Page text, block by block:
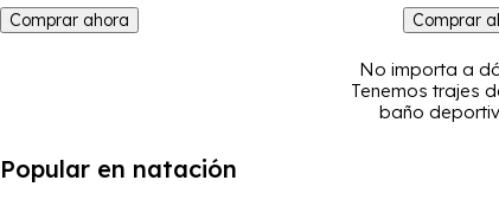
Comprar ahora Comprar
No importa a
Tenemos trajes
baño
Popular en natación